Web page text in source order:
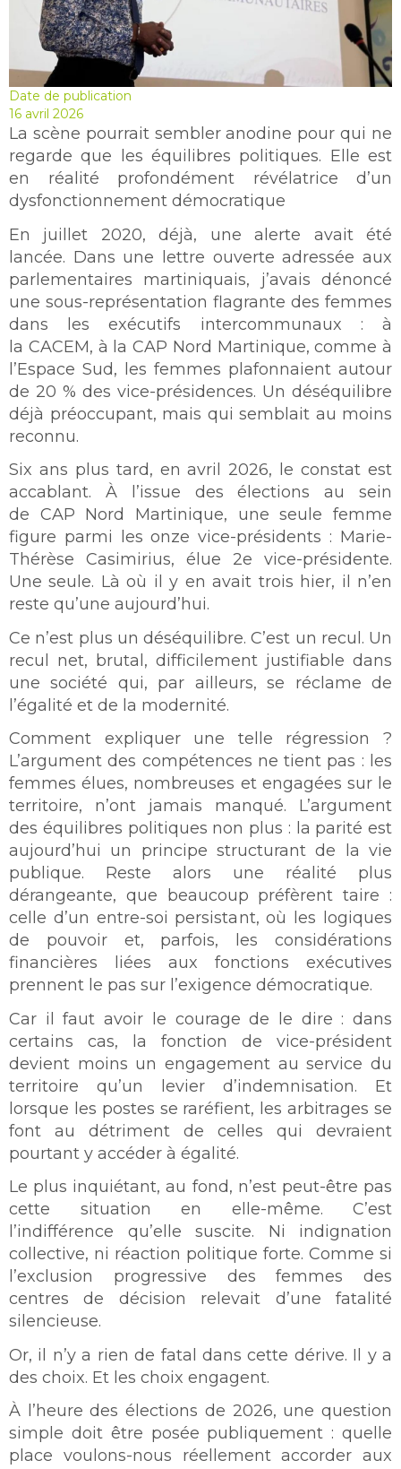
Date de publication
16 avril 2026
La scène pourrait sembler anodine pour qui ne
regarde que les équilibres politiques. Elle est
en réalité profondément révélatrice d’un
dysfonctionnement démocratique
En juillet 2020, déjà, une alerte avait été
lancée. Dans une lettre ouverte adressée aux
parlementaires martiniquais, j’avais dénoncé
une sous-représentation flagrante des femmes
dans les exécutifs intercommunaux : à
la CACEM, à la CAP Nord Martinique, comme à
l’Espace Sud, les femmes plafonnaient autour
de 20 % des vice-présidences. Un déséquilibre
déjà préoccupant, mais qui semblait au moins
reconnu.
Six ans plus tard, en avril 2026, le constat est
accablant. À l’issue des élections au sein
de CAP Nord Martinique, une seule femme
figure parmi les onze vice-présidents : Marie-
Thérèse Casimirius, élue 2e vice-présidente.
Une seule. Là où il y en avait trois hier, il n’en
reste qu’une aujourd’hui.
Ce n’est plus un déséquilibre. C’est un recul. Un
recul net, brutal, difficilement justifiable dans
une société qui, par ailleurs, se réclame de
l’égalité et de la modernité.
Comment expliquer une telle régression ?
L’argument des compétences ne tient pas : les
femmes élues, nombreuses et engagées sur le
territoire, n’ont jamais manqué. L’argument
des équilibres politiques non plus : la parité est
aujourd’hui un principe structurant de la vie
publique. Reste alors une réalité plus
dérangeante, que beaucoup préfèrent taire :
celle d’un entre-soi persistant, où les logiques
de pouvoir et, parfois, les considérations
financières liées aux fonctions exécutives
prennent le pas sur l’exigence démocratique.
Car il faut avoir le courage de le dire : dans
certains cas, la fonction de vice-président
devient moins un engagement au service du
territoire qu’un levier d’indemnisation. Et
lorsque les postes se raréfient, les arbitrages se
font au détriment de celles qui devraient
pourtant y accéder à égalité.
Le plus inquiétant, au fond, n’est peut-être pas
cette situation en elle-même. C’est
l’indifférence qu’elle suscite. Ni indignation
collective, ni réaction politique forte. Comme si
l’exclusion progressive des femmes des
centres de décision relevait d’une fatalité
silencieuse.
Or, il n’y a rien de fatal dans cette dérive. Il y a
des choix. Et les choix engagent.
À l’heure des élections de 2026, une question
simple doit être posée publiquement : quelle
place voulons-nous réellement accorder aux